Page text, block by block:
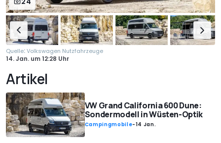
Quelle:Volkswagen Nutzfahrzeuge
14. Jan. um12:28 Uhr
Artikel
VW Grand California 600 Dune:
Sondermodell in Wüsten-Optik
Campingmobile-14 Jan.